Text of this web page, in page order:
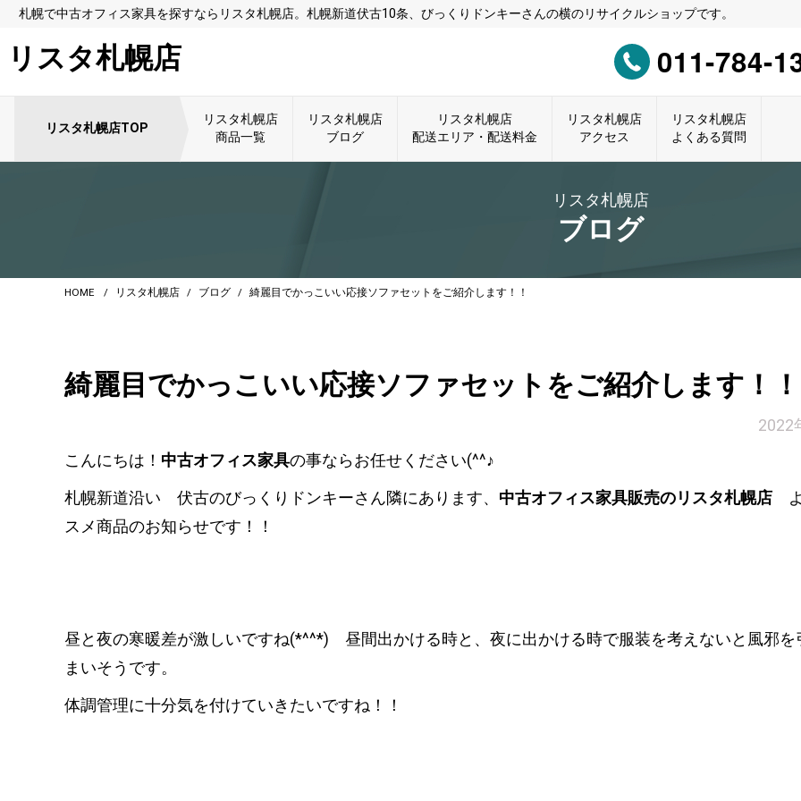
札幌で中古オフィス家具を探すならリスタ札幌店。札幌新道伏古10条、びっくりドンキーさんの横のリサイクルショップです。
リスタ札幌店 011-784-
リスタ札幌店TOP
リスタ札幌店
商品一覧
リスタ札幌店
ブログ
リスタ札幌店
配送エリア・配送料金
リスタ札幌店
アクセス
リスタ札幌店
よくある質問
リスタ札幌店
ブログ
HOME リスタ札幌店 ブログ 綺麗目でかっこいい応接ソファセットをご紹介します！！
綺麗目でかっこいい応接ソファセットをご紹介します！！
2022
こんにちは！ 中古オフィス家具の事ならお任せください(^^♪
札幌新道沿い 伏古のびっくりドンキーさん隣にあります、 中古オフィス家具販売のリスタ札幌店
スメ商品のお知らせです！！
昼と夜の寒暖差が激しいですね(*^^*) 昼間出かける時と、夜に出かける時で服装を考えないと風邪を
まいそうです。
体調管理に十分気を付けていきたいですね！！